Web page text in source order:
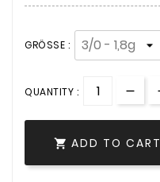
GRÖSSE :
QUANTITY :
 ADD TO CART